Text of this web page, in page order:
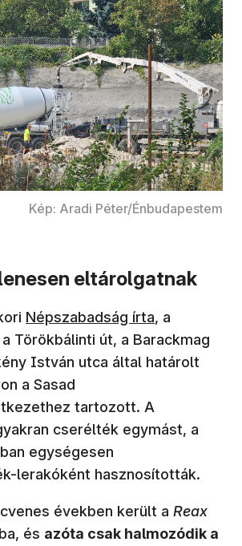
Kép: Aradi Péter/Énbudapestem
eltárolgatnak
(új ablakban nyílik meg)
Népszabadság írta, a
Törökbálinti út, a Barackmag
István utca által határolt
a Sasad
tartozott. A
cserélték egymást, a
egységesen
lerakóként hasznosították.
években került a Reax
és azóta csak halmozódik a